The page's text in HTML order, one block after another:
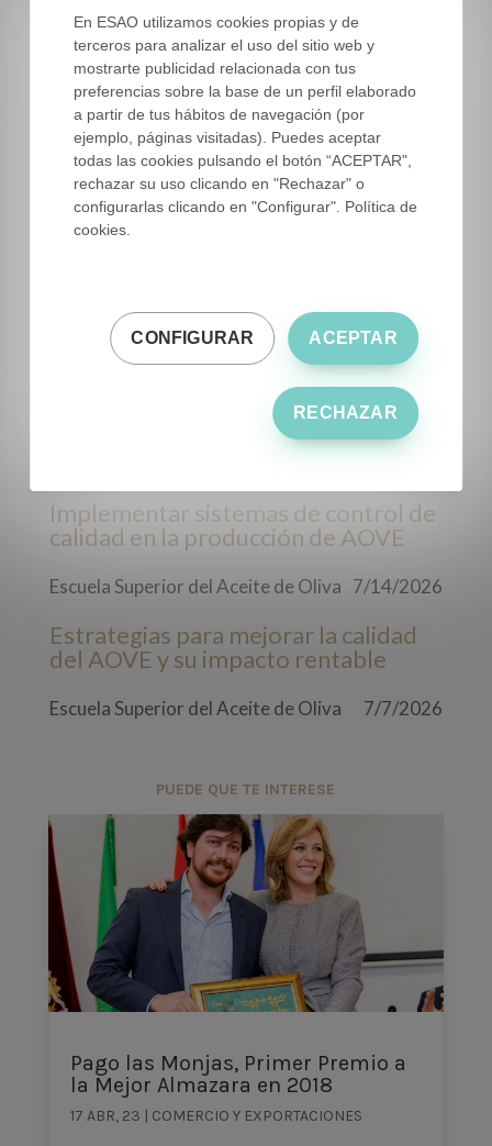
Publicaciones destacadas
Estrategias de salida: opciones para
inversores en negocios de AOVE
Escuela Superior del Aceite de Oliva 8/4/2026
Estrategias de marketing digital
Escuela Superior del Aceite de Oliva 8/4/2026
Cómo diferenciar entre distintas
variedades y regiones de AOVE
Implementar sistemas de control de
calidad en la producción de AOVE
Escuela Superior del Aceite de Oliva 7/14/2026
Estrategias para mejorar la calidad
del AOVE y su impacto rentable
Escuela Superior del Aceite de Oliva 7/7/2026
PUEDE QUE TE INTERESE
Pago las Monjas, Primer Premio a
la Mejor Almazara en 2018
17 ABR, 23 | COMERCIO Y EXPORTACIONES
En ESAO utilizamos cookies propias y de
terceros para analizar el uso del sitio web y
mostrarte publicidad relacionada con tus
preferencias sobre la base de un perfil elaborado
a partir de tus hábitos de navegación (por
ejemplo, páginas visitadas). Puedes aceptar
todas las cookies pulsando el botón “ACEPTAR",
rechazar su uso clicando en "Rechazar" o
configurarlas clicando en "Configurar". Política de
cookies.
ACEPTAR
CONFIGURAR
RECHAZAR